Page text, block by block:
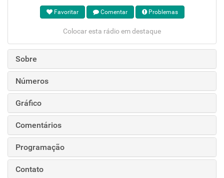
Favoritar Comentar Problemas
Colocar esta rádio em destaque
Sobre
Números
Gráfico
Comentários
Programação
Contato